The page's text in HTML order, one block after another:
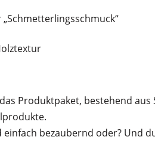
Produktpaket, bestehend
einfach bezaubernd oder? Und